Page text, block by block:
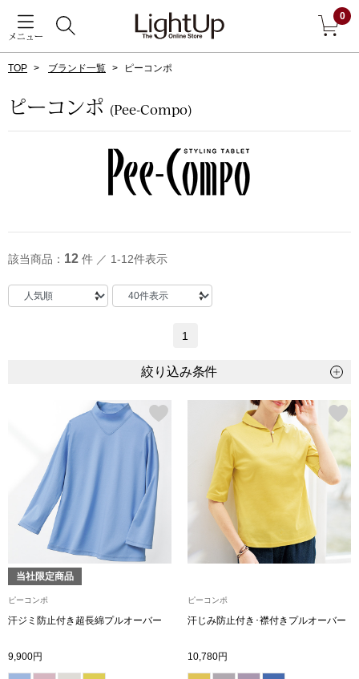
メニュー
0
すべて見る
ダーウェア
アクセサリー
ン雑貨
アウター
Tシャツ／カッ
ポロシャツ
シャツ
トレーナー／
ベスト
その他
TOP ブランド一覧 ピーコンポ
ピーコンポ (Pee-Compo)
該当商品： 12 件 ／ 1-12件表示
1
絞り込み条件
当社限定商品
ピーコンポ
汗ジミ防止付き超長綿プルオーバー
9,900円
ピーコンポ
汗じみ防止付き･襟付きプルオーバー
10,780円